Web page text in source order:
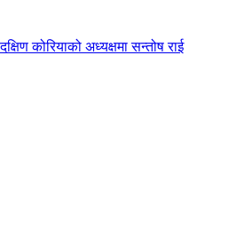
कोरियाको अध्यक्षमा सन्तोष राई